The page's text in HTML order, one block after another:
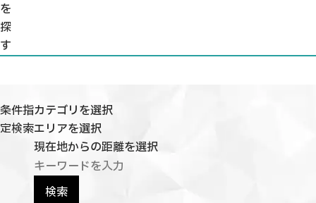
を
探
す
条件指
定検索
カテゴリを選択
エリアを選択
現在地からの距離を選択
検索